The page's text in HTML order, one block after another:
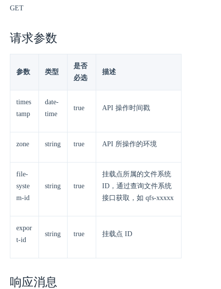
GET
请求参数
参数 类型
是否
必选
描述
times
tamp
date-
time
true API 操作时间戳
zone string true API 所操作的环境
file-
syste
m-id
string true
挂载点所属的文件系统
ID，通过查询文件系统
接口获取，如 qfs-xxxxx
expor
t-id
string true 挂载点 ID
响应消息